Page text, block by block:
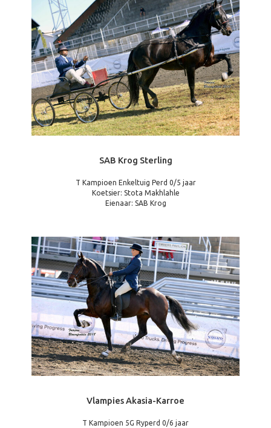
SAB Krog Sterling
T Kampioen Enkeltuig Perd 0/5 jaar
Koetsier: Stota Makhlahle
Eienaar: SAB Krog
Vlampies Akasia-Karroe
T Kampioen 5G Ryperd 0/6 jaar